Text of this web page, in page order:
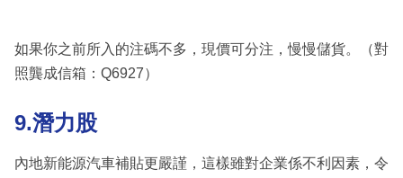
如果你之前所入的注碼不多，現價可分注，慢慢儲貨。（對
照龔成信箱：Q6927）
9.潛力股
內地新能源汽車補貼更嚴謹，這樣雖對企業係不利因素，令